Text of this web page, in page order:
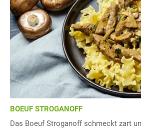
BOEUF STROGANOFF
Das Boeuf Stroganoff schmeckt zart